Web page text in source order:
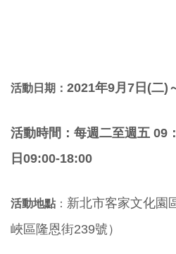
活動日期： 2021年9月7 日(二)
活動時間：每週二至週五 09
日09:00-18:00
活動地點 ： 新北市客家文化園
峽區隆恩街239號）